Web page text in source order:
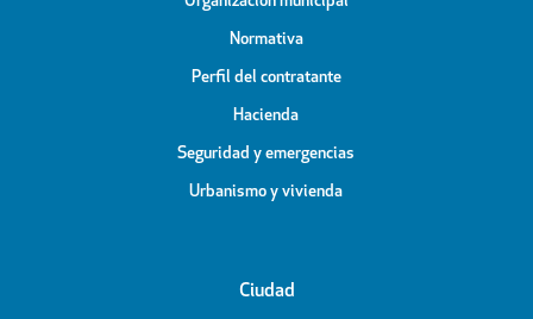
Normativa
Perfil del contratante
Hacienda
Seguridad y emergencias
Urbanismo y vivienda
Ciudad